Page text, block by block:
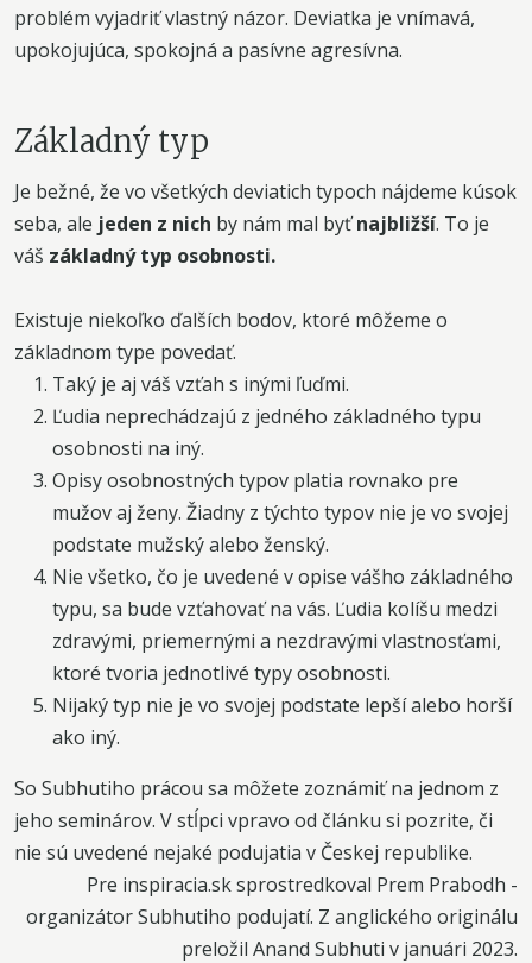
problém vyjadriť vlastný názor. Deviatka je vnímavá,
upokojujúca, spokojná a pasívne agresívna.
Základný typ
Je bežné, že vo všetkých deviatich typoch nájdeme kúsok
seba, ale jeden z nich by nám mal byťnajbližší. To je
váš základný typ osobnosti.
Existuje niekoľko ďalších bodov, ktoré môžeme o
základnom type povedať.
Taký je aj váš vzťah s inými ľuďmi.
Ľudia neprechádzajú z jedného základného typu
osobnosti na iný.
Opisy osobnostných typov platia rovnako pre
mužov aj ženy. Žiadny z týchto typov nie je vo svojej
podstate mužský alebo ženský.
Nie všetko, čo je uvedené v opise vášho základného
typu, sa bude vzťahovať na vás. Ľudia kolíšu medzi
zdravými, priemernými a nezdravými vlastnosťami,
ktoré tvoria jednotlivé typy osobnosti.
Nijaký typ nie je vo svojej podstate lepší alebo horší
ako iný.
So Subhutiho prácou sa môžete zoznámiť na jednom z
jeho seminárov. V stĺpci vpravo od článku si pozrite, či
nie sú uvedené nejaké podujatia v Českej republike.
Pre inspiracia.sk sprostredkoval Prem Prabodh -
organizátor Subhutiho podujatí. Z anglického originálu
preložil Anand Subhuti v januári 2023.